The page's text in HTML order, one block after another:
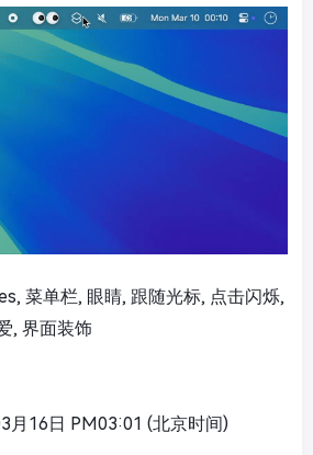
菜单栏, 眼睛, 跟随光标, 点击闪烁,
, 界面装饰
月16日 PM03:01 (北京时间)